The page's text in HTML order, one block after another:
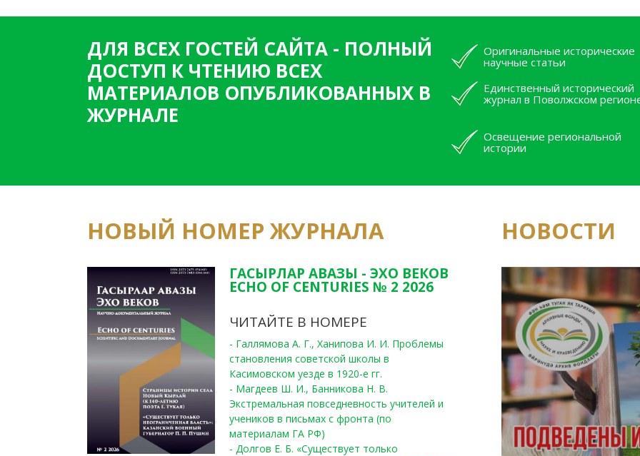
ДЛЯ ВСЕХ ГОСТЕЙ САЙТА - ПОЛНЫЙ
ДОСТУП К ЧТЕНИЮ ВСЕХ
МАТЕРИАЛОВ ОПУБЛИКОВАННЫХ В
ЖУРНАЛЕ
Оригинальные исторические
научные статьи
Единственный исторический
журнал в Поволжском
Освещение региональной
истории
НОВЫЙ НОМЕР ЖУРНАЛА
ГАСЫРЛАР АВАЗЫ - ЭХО ВЕКОВ
ECHO OF CENTURIES № 2 2026
ЧИТАЙТЕ В НОМЕРЕ
- Галлямова А. Г., Ханипова И. И. Проблемы
становления советской школы в
Касимовском уезде в 1920-е гг.
- Магдеев Ш. И., Банникова Н. В.
Экстремальная повседневность учителей и
учеников в письмах с фронта (по
материалам ГА РФ)
- Долгов Е. Б. «Существует только
НОВОСТИ
Юным